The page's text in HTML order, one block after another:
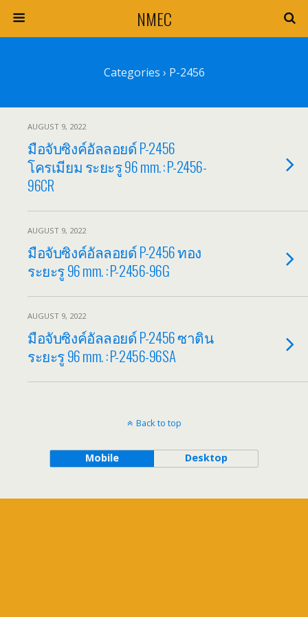
NMEC
Categories › P-2456
AUGUST 9, 2022
มือจับซิงค์อัลลอยด์ P-2456
โครเมียม ระยะรู 96 mm. : P-2456-
96CR
AUGUST 9, 2022
มือจับซิงค์อัลลอยด์ P-2456 ทอง
ระยะรู 96 mm. : P-2456-96G
AUGUST 9, 2022
มือจับซิงค์อัลลอยด์ P-2456 ซาติน
ระยะรู 96 mm. : P-2456-96SA
Back to top
Mobile Desktop